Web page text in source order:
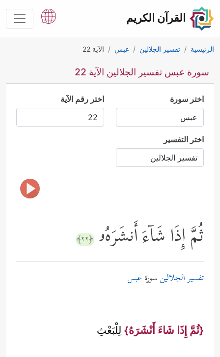
القرآن الكريم
الرئيسية تفسير الجلالين عبس الآية 22
سورة عبس تفسير الجلالين الآية 22
اختر سورة اختر رقم الآية
اختر التفسير
ثُمَّ إِذَا شَاۤءَ أَنشَرَهُۥ ﴿٢٢﴾
تفسير الجلالينسورة عبس
{ثُمَّ إِذَا شَاءَ أَنْشَرَهُ} لِلْبَعْثِ